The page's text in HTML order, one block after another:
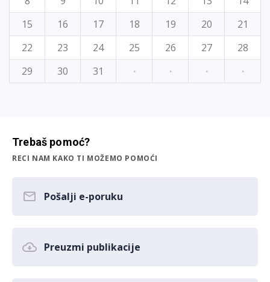
15
16 17 18 19 20
21
22
23 24 25 26 27
28
29
30 31 · · · ·
Trebaš pomoć?
RECI NAM KAKO TI MOŽEMO POMOĆI
Pošalji e-poruku
Preuzmi publikacije